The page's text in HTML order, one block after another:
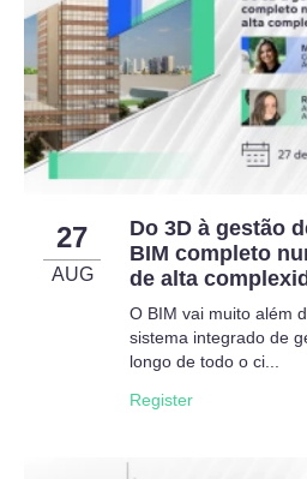
27
AUG
Do 3D à gestão
BIM completo
de alta
O BIM vai muito além
sistema integrado de
longo de todo o ci...
Register